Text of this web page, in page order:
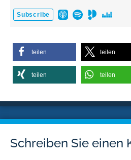
teilen teilen
teilen teilen
Schreiben Sie einen